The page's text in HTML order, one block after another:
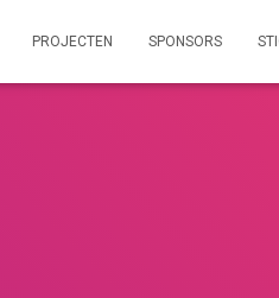
PROJECTEN SPONSORS